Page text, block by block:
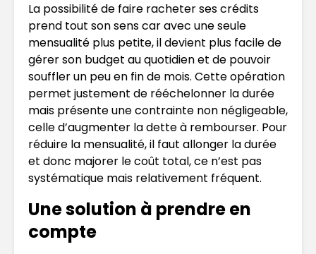
La possibilité de faire racheter ses crédits
prend tout son sens car avec une seule
mensualité plus petite, il devient plus facile de
gérer son budget au quotidien et de pouvoir
souffler un peu en fin de mois. Cette opération
permet justement de rééchelonner la durée
mais présente une contrainte non négligeable,
celle d’augmenter la dette à rembourser. Pour
réduire la mensualité, il faut allonger la durée
et donc majorer le coût total, ce n’est pas
systématique mais relativement fréquent.
Une solution à prendre en
compte